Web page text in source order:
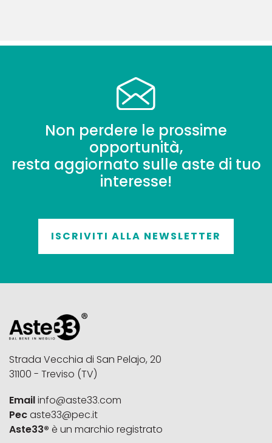
Non perdere le prossime
opportunità,
resta aggiornato sulle aste di tuo
interesse!
ISCRIVITI ALLA NEWSLETTER
Strada Vecchia di San Pelajo, 20
31100 - Treviso (TV)
Emailinfo@aste33.com
Pecaste33@pec.it
Aste33® è un marchio registrato